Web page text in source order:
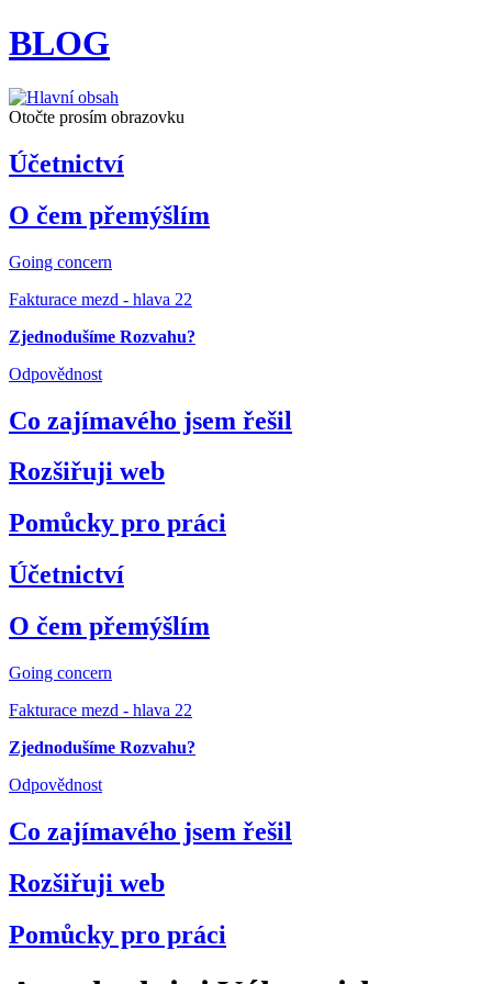
BLOG
Otočte prosím obrazovku
Účetnictví
O čem přemýšlím
Going concern
Fakturace mezd - hlava 22
Zjednodušíme Rozvahu?
Odpovědnost
Co zajímavého jsem řešil
Rozšiřuji web
Pomůcky pro práci
Účetnictví
O čem přemýšlím
Going concern
Fakturace mezd - hlava 22
Zjednodušíme Rozvahu?
Odpovědnost
Co zajímavého jsem řešil
Rozšiřuji web
Pomůcky pro práci